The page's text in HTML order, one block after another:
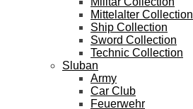
Mittelalter Collection
Ship Collection
Sword Collection
Technic Collection
Sluban
Army
Car Club
Feuerwehr